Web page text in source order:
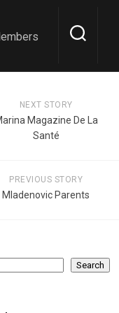
NEXT STORY
Magazine De La
Santé
PREVIOUS STORY
Mladenovic Parents
Search